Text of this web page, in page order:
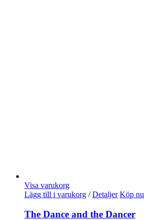
Visa varukorg
Lägg till i varukorg / Detaljer Köp nu
The Dance and the Dancer